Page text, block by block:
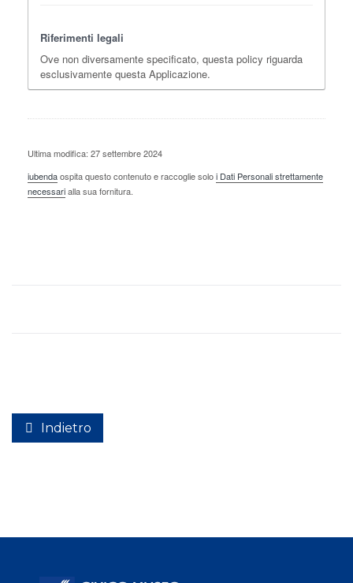
Riferimenti legali
Ove non diversamente specificato, questa policy riguarda
esclusivamente questa Applicazione.
Ultima modifica: 27 settembre 2024
iubendaospita questo contenuto e raccoglie soloi Dati Personali strettamente
necessarialla sua fornitura.
Indietro